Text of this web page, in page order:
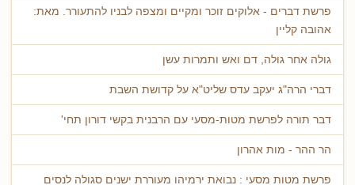
פרשת דברים - אלוקים זוכר ומקיים ומצפה לבניו להתעורר. מאת:
אהובה קליין
גולה אחר גולה, דם ואש ותמרות עשן
דברי הרה"ג יעקב עדס שליט"א על קדושת השבת
דבר תורה לפרשת מטות-מסעי עם הרבנית בקשי דורון תחי'
הר ההר - מות אהרון
פרשת מטות מסעי : נבואת ירמיהו מעוררת ישנים סגולה לנסים